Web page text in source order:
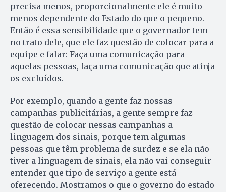
precisa menos, proporcionalmente ele é muito
menos dependente do Estado do que o pequeno.
Então é essa sensibilidade que o governador tem
no trato dele, que ele faz questão de colocar para a
equipe e falar: Faça uma comunicação para
aquelas pessoas, faça uma comunicação que atinja
os excluídos.
Por exemplo, quando a gente faz nossas
campanhas publicitárias, a gente sempre faz
questão de colocar nessas campanhas a
linguagem dos sinais, porque tem algumas
pessoas que têm problema de surdez e se ela não
tiver a linguagem de sinais, ela não vai conseguir
entender que tipo de serviço a gente está
oferecendo. Mostramos o que o governo do estado